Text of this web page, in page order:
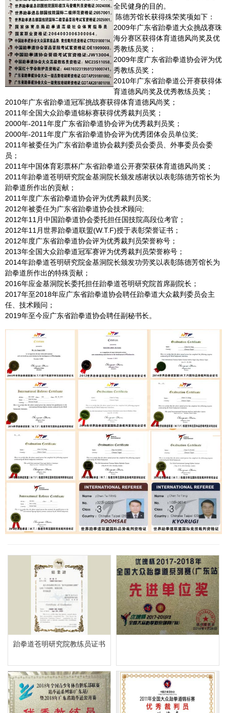
全民健身的目的。
陈德芳馆长获得殊荣奖项如下：
2009年广东省跆拳道大众挑战赛珠
海分赛区获得体育道德风尚奖及优
秀教练员奖；
2009年度广东省跆拳道协会评为优
秀教练员奖；
2010年广东省跆拳道公开赛获得体
育道德风尚奖及优秀教练员奖；
2010年广东省跆拳道冠军挑战赛获得体育道德风尚奖；
2011年全国大众跆拳道锦标赛获得优秀裁判员奖；
2000年-2011年度广东省跆拳道协会评为优秀裁判员奖；
2000年-2011年度广东省跆拳道协会评为优秀团体会员单位奖;
2011年被委任为广东省跆拳道协会裁判委员会委员、外事委员会委
员；
2011年中国体育彩票杯广东省跆拳道公开赛荣获体育道德风尚奖；
2011年跆拳道苍明研究院金基洞院长颁发感谢状以表彰陈德芳馆长为
跆拳道所作出的贡献；
2011年度广东省跆拳道协会评为优秀裁判员奖;
2012年被委任为广东省跆拳道协会技术顾问;
2012年11月中国跆拳道协会委托担任国技院高段位考官；
2012年11月世界跆拳道联盟(W.T.F)授于表彰荣誉证书；
2012年度广东省跆拳道协会评为优秀裁判员荣誉称号；
2013年全国大众跆拳道冠军赛评为优秀裁判员荣誉称号；
2014年跆拳道苍明研究院金基洞院长颁发功劳奖以表彰陈德芳馆长为
跆拳道所作出的特殊贡献；
2016年应金基洞院长委托担任跆拳道苍明研究院首席副院长；
2017年至2018年应广东省跆拳道协会聘任跆拳道大众裁判委员会主
任、技术顾问；
2019年至今应广东省跆拳道协会聘任副秘书长。
跆拳道苍明研究院教练员证书